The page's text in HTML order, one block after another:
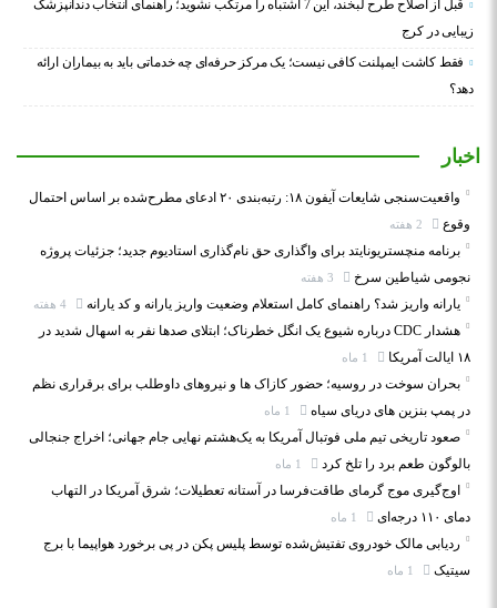
قبل از اصلاح طرح لبخند، این 7 اشتباه را مرتکب نشوید؛ راهنمای انتخاب دندانپزشک
زیبایی در کرج
فقط کاشت ایمپلنت کافی نیست؛ یک مرکز حرفه‌ای چه خدماتی باید به بیماران ارائه
دهد؟
اخبار
واقعیت‌سنجی شایعات آیفون ۱۸: رتبه‌بندی ۲۰ ادعای مطرح‌شده بر اساس احتمال
وقوع
برنامه منچستریونایتد برای واگذاری حق نام‌گذاری استادیوم جدید؛ جزئیات پروژه
نجومی شیاطین سرخ
یارانه واریز شد؟ راهنمای کامل استعلام وضعیت واریز یارانه و کد یارانه
هشدار CDC درباره شیوع یک انگل خطرناک؛ ابتلای صدها نفر به اسهال شدید در
۱۸ ایالت آمریکا
بحران سوخت در روسیه؛ حضور کازاک‌ ها و نیروهای داوطلب برای برقراری نظم
در پمپ بنزین‌ های دریای سیاه
صعود تاریخی تیم ملی فوتبال آمریکا به یک‌هشتم نهایی جام جهانی؛ اخراج جنجالی
بالوگون طعم برد را تلخ کرد
اوج‌گیری موج گرمای طاقت‌فرسا در آستانه تعطیلات؛ شرق آمریکا در التهاب
دمای ۱۱۰ درجه‌ای
ردیابی مالک خودروی تفتیش‌شده توسط پلیس پکن در پی برخورد هواپیما با برج
سیتیک